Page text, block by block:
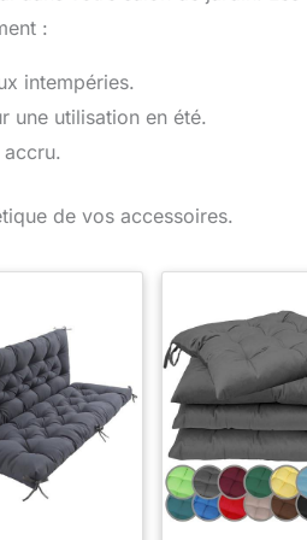
:
intempéries.
une utilisation en été.
de vos accessoires.